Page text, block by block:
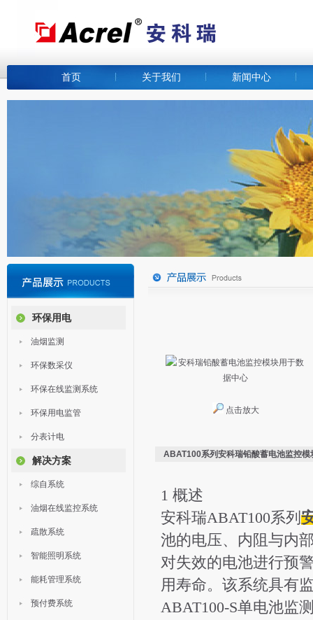
首页 关于我们 新闻中心
环保用电
油烟监测
环保数采仪
环保在线监测系统
环保用电监管
分表计电
解决方案
综自系统
油烟在线监控系统
疏散系统
智能照明系统
能耗管理系统
预付费系统
点击放大
ABAT100系列安科瑞铅酸蓄电池监控模
1 概述
安科瑞ABAT100系列
池的电压、内阻与内
对失效的电池进行预
用寿命。该系统具有
ABAT100-S单电池监